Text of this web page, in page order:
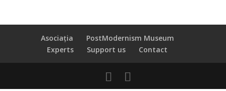
Asociația
PostModernism Museum
Experts
Support us Contact